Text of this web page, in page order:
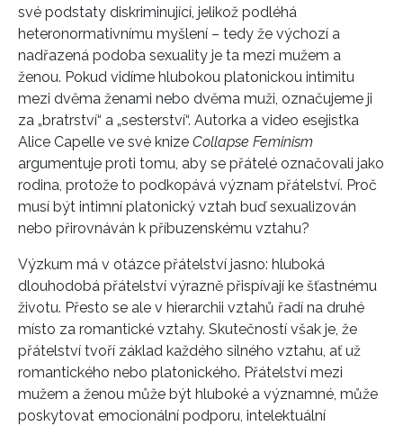
své podstaty diskriminující, jelikož podléhá
heteronormativnímu myšlení – tedy že výchozí a
nadřazená podoba sexuality je ta mezi mužem a
ženou. Pokud vidíme hlubokou platonickou intimitu
mezi dvěma ženami nebo dvěma muži, označujeme ji
za „bratrství“ a „sesterství“. Autorka a video esejistka
Alice Capelle ve své knize Collapse Feminism
argumentuje proti tomu, aby se přátelé označovali jako
rodina, protože to podkopává význam přátelství. Proč
musí být intimní platonický vztah buď sexualizován
nebo přirovnáván k příbuzenskému vztahu?
Výzkum má v otázce přátelství jasno: hluboká
dlouhodobá přátelství výrazně přispívají ke šťastnému
životu. Přesto se ale v hierarchii vztahů řadí na druhé
místo za romantické vztahy. Skutečností však je, že
přátelství tvoří základ každého silného vztahu, ať už
romantického nebo platonického. Přátelství mezi
mužem a ženou může být hluboké a významné, může
poskytovat emocionální podporu, intelektuální